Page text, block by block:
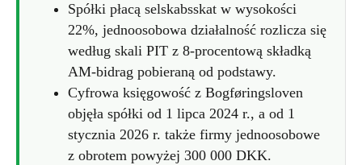
Spółki płacą selskabsskat w wysokości
22%, jednoosobowa działalność rozlicza się
według skali PIT z 8-procentową składką
AM-bidrag pobieraną od podstawy.
Cyfrowa księgowość z Bogføringsloven
objęła spółki od 1 lipca 2024 r., a od 1
stycznia 2026 r. także firmy jednoosobowe
z obrotem powyżej 300 000 DKK.